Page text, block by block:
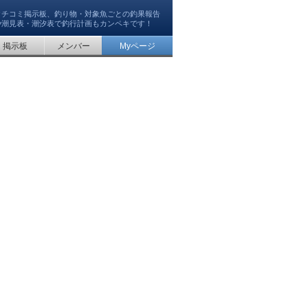
コミ掲示板、釣り物・対象魚ごとの釣果報告
見表・潮汐表で釣行計画もカンペキです！
掲示板 メンバー Myページ